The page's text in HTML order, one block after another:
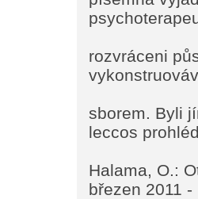
rozvráceni
sborem. Byli
leccos
Halama, O.:
březen 2011 -